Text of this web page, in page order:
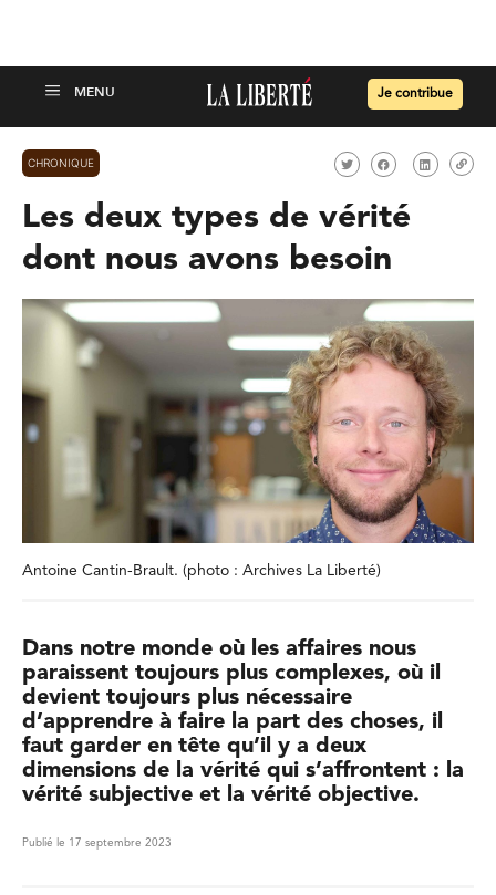
Je contribue
CHRONIQUE
Les deux types de vérité
dont nous avons besoin
Antoine Cantin-Brault. (photo : Archives La Liberté)
Dans notre monde où les affaires nous
paraissent toujours plus complexes, où il
devient toujours plus nécessaire
d’apprendre à faire la part des choses, il
faut garder en tête qu’il y a deux
dimensions de la vérité qui s’affrontent : la
vérité subjective et la vérité objective.
Publié le 17 septembre 2023